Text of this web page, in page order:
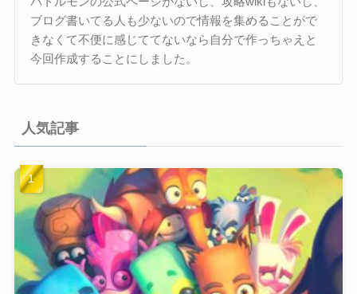
ブログ書いてる人も少ないので情報を集めることがで
きなくて不便に感じててないなら自分で作っちゃえと
今回作成することにしました。
人気記事